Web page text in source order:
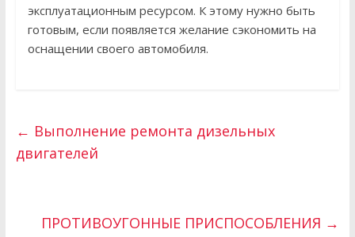
эксплуатационным ресурсом. К этому нужно быть
готовым, если появляется желание сэкономить на
оснащении своего автомобиля.
← Выполнение ремонта дизельных
двигателей
ПРОТИВОУГОННЫЕ ПРИСПОСОБЛЕНИЯ →